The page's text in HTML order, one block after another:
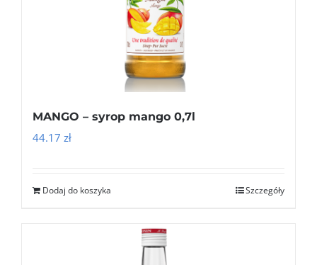
MANGO – syrop mango 0,7l
44.17 zł
Dodaj do koszyka Szczegóły